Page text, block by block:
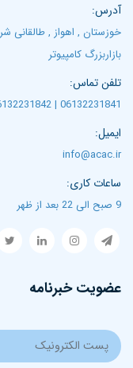
آدرس:
خوزستان , اهواز , طالقانی
بازاربزرگ کامپیوتر
تلفن تماس:
06132231841 | 06132231842 | 0613221366
ایمیل:
info@acac.ir
ساعات کاری:
9 صبح الی 22 بعد از ظهر
عضویت خبرنامه